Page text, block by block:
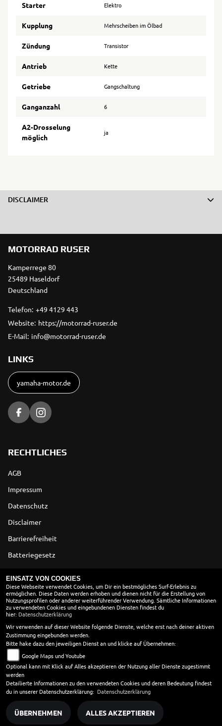
Starter Elektro
Kupplung Mehrscheiben im Ölbad
Zündung Transistor
Antrieb Kette
Getriebe Gangschaltung
Ganganzahl 6
A2-Drosselung
möglich
ja
DISCLAIMER
MOTORRAD RUSER
Kamperrege 80
25489 Haseldorf
Deutschland
Telefon: +49 4129 443
Website: https://motorrad-ruser.de
E-Mail: info@motorrad-ruser.de
LINKS
yamaha-motor.de
RECHTLICHES
AGB
Impressum
Datenschutz
Disclaimer
Barrierefreiheit
Batteriegesetz
ÖFFNUNGSZEITEN
Montag:
09:00 - 18:00
Dienstag:
09:00 - 18:00
Mittwoch:
09:00 - 18:00
Donnerstag:
09:00 - 18:00
Freitag:
09:00 - 18:00
Samstag:
10:00 - 13:00
Sonntag:
geschlossen
EINSATZ VON COOKIES
Diese Webseite verwendet Cookies, um Dir ein bestmögliches Surf-Erlebnis zu
ermöglichen. Diese Daten werden erhoben und dienen nicht für die Erstellung von
Nutzungsprofilen oder anderer weiterführender Verwendung. Sämtliche Informationen
zu verwendeten Cookies und eingebundenen Diensten findest du
hier: Datenschutzerklärung
Wir verwenden auf dieser Website folgende Dienste, welche erst nach deiner aktiven
Zustimmung eingebunden werden.
Bitte hake dazu den jeweiligen Dienst an und klicke auf Übernehmen:
Google Maps und Youtube
Optional kann mit Klick auf Alles akzeptieren der Nutzung aller Dienste zugestimmt
werden
Detailierte Informationen zu den verwendeten Cookies und deren Bedeutung findest
du in unserer Datenschutzerklärung: Datenschutzerklärung
ÜBERNEHMEN ALLES AKZEPTIEREN